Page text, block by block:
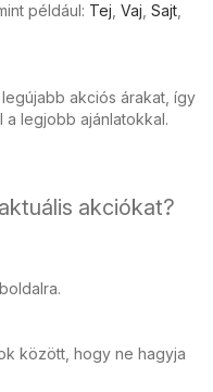
például: Tej Vaj Sajt
akciós árakat, így
a legjobb ajánlatokkal.
akciókat?
között, hogy ne hagyja